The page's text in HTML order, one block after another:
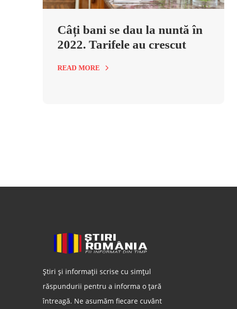
Câți bani se dau la nuntă în
2022. Tarifele au crescut
READ MORE
Știri și informații scrise cu simțul
răspundurii pentru a informa o țară
întreagă. Ne asumăm fiecare cuvânt